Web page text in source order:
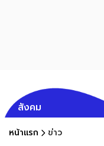
สังคม
หน้าแรก ข่าว